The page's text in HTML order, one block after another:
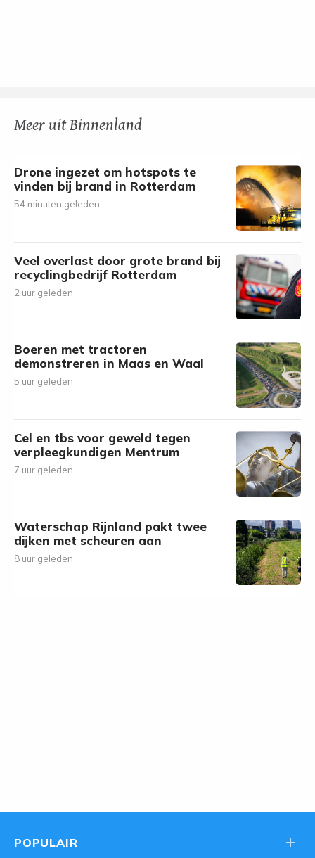
Meer uit Binnenland
Drone ingezet om hotspots te
vinden bij brand in Rotterdam
54 minuten geleden
Veel overlast door grote brand bij
recyclingbedrijf Rotterdam
2 uur geleden
Boeren met tractoren
demonstreren in Maas en Waal
5 uur geleden
Cel en tbs voor geweld tegen
verpleegkundigen Mentrum
7 uur geleden
Waterschap Rijnland pakt twee
dijken met scheuren aan
8 uur geleden
POPULAIR